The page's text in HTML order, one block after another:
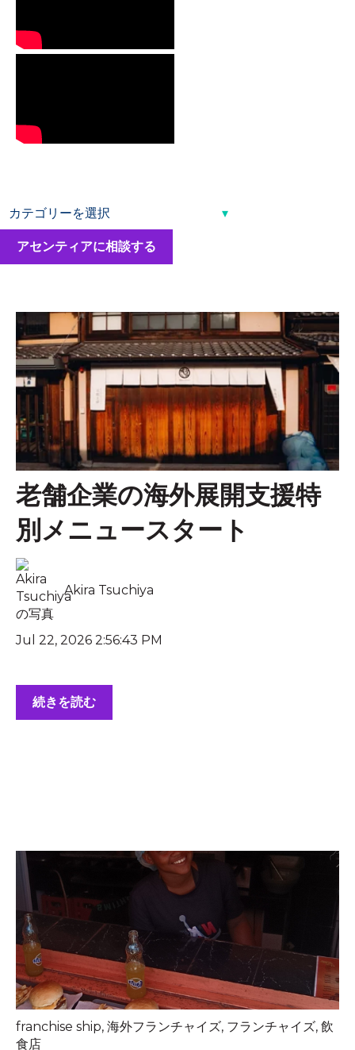
アセンティアに相談する
老舗企業の海外展開支援特
別メニュースタート
Akira Tsuchiya
Jul 22, 2026 2:56:43 PM
続きを読む
franchise ship, 海外フランチャイズ, フランチャイズ, 飲
食店